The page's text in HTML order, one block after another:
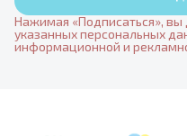
Нажимая «Подписаться», вы
указанных персональных
информационной и